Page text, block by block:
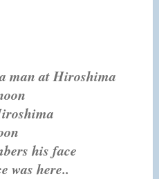
man at Hiroshima
his face
was here..